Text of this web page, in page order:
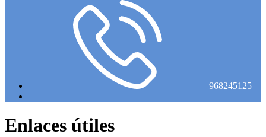
968245125
Enlaces útiles